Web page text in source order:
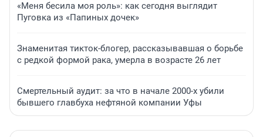
«Меня бесила моя роль»: как сегодня выглядит
Пуговка из «Папиных дочек»
Знаменитая тикток-блогер, рассказывавшая о борьбе
с редкой формой рака, умерла в возрасте 26 лет
Смертельный аудит: за что в начале 2000-х убили
бывшего главбуха нефтяной компании Уфы